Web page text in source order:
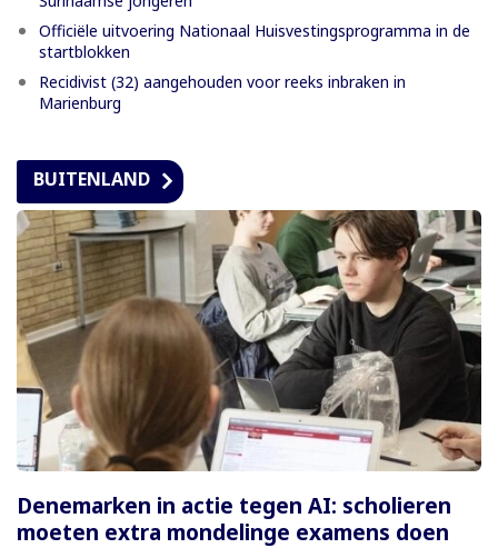
Officiële uitvoering Nationaal Huisvestingsprogramma in de
startblokken
Recidivist (32) aangehouden voor reeks inbraken in
Marienburg
BUITENLAND
Denemarken in actie tegen AI: scholieren
moeten extra mondelinge examens doen